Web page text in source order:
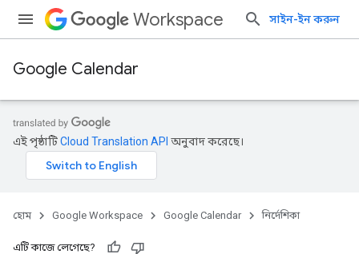
Workspace সাইন-ইন করুন
Google Calendar
এই পৃষ্ঠাটিCloud Translation API অনুবাদ করেছে।
হোম Google Workspace Google Calendar নির্দেশিকা
এটি কাজে লেগেছে?